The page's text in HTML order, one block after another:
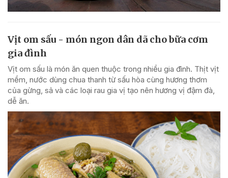
Vịt om sấu - món ngon dân dã cho bữa cơm
gia đình
Vịt om sấu là món ăn quen thuộc trong nhiều gia đình. Thịt vịt
mềm, nước dùng chua thanh từ sấu hòa cùng hương thơm
của gừng, sả và các loại rau gia vị tạo nên hương vị đậm đà,
dễ ăn.